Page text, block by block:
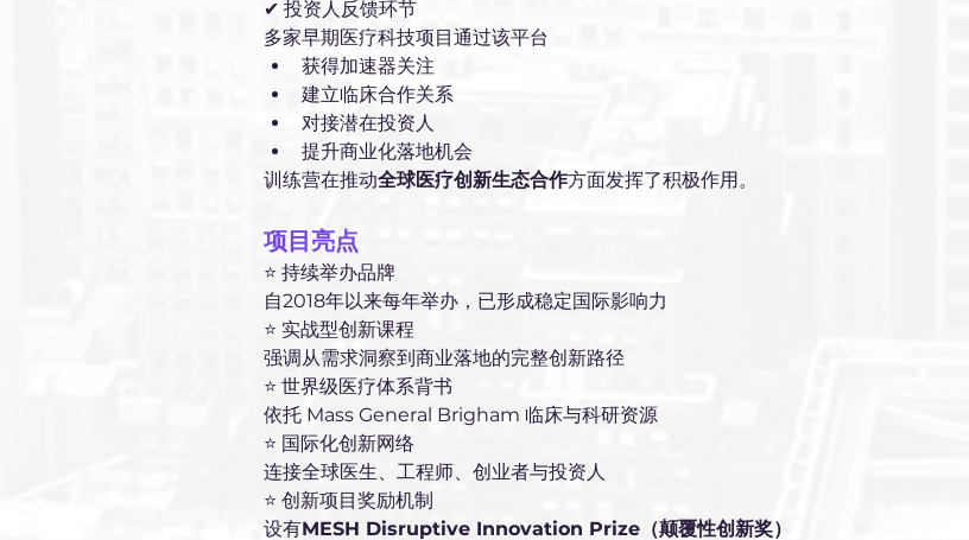
✔ 投资人反馈环节
多家早期医疗科技项目通过该平台
获得加速器关注
建立临床合作关系
对接潜在投资人
提升商业化落地机会
训练营在推动全球医疗创新生态合作方面发挥了积极作用。
项目亮点
⭐ 持续举办品牌
自2018年以来每年举办，已形成稳定国际影响力
⭐ 实战型创新课程
强调从需求洞察到商业落地的完整创新路径
⭐ 世界级医疗体系背书
依托 Mass General Brigham 临床与科研资源
⭐ 国际化创新网络
连接全球医生、工程师、创业者与投资人
⭐ 创新项目奖励机制
设有MESH Disruptive Innovation Prize（颠覆性创新奖）